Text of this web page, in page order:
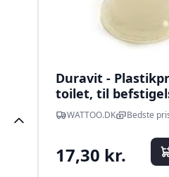
Duravit -
toilet, til
toiletsde
WATTOO.DK Bedste
17,30 kr.